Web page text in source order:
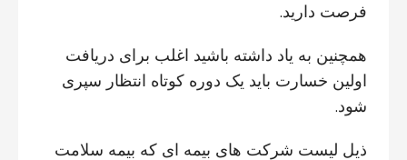
فرصت دارید.
همچنین به یاد داشته باشید اغلب برای دریافت
اولین خسارت باید یک دوره کوتاه انتظار سپری
شود.
ذیل لیست شرکت های بیمه ای که بیمه سلامت